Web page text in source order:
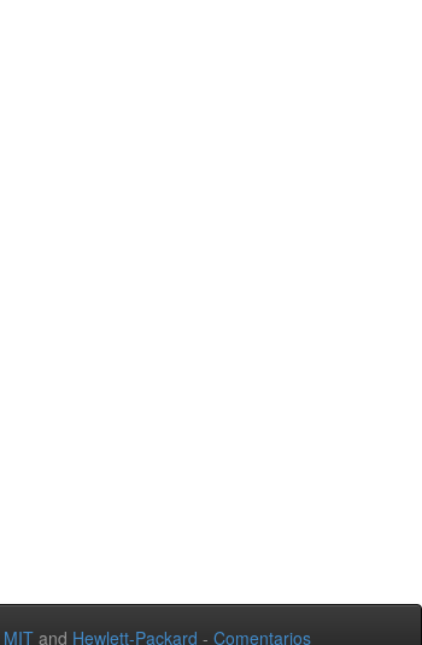
MIT and Hewlett-Packard - Comentarios